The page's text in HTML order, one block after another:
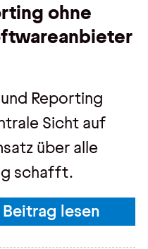
ohne
Reporting
Sicht auf
über alle
schafft.
lesen